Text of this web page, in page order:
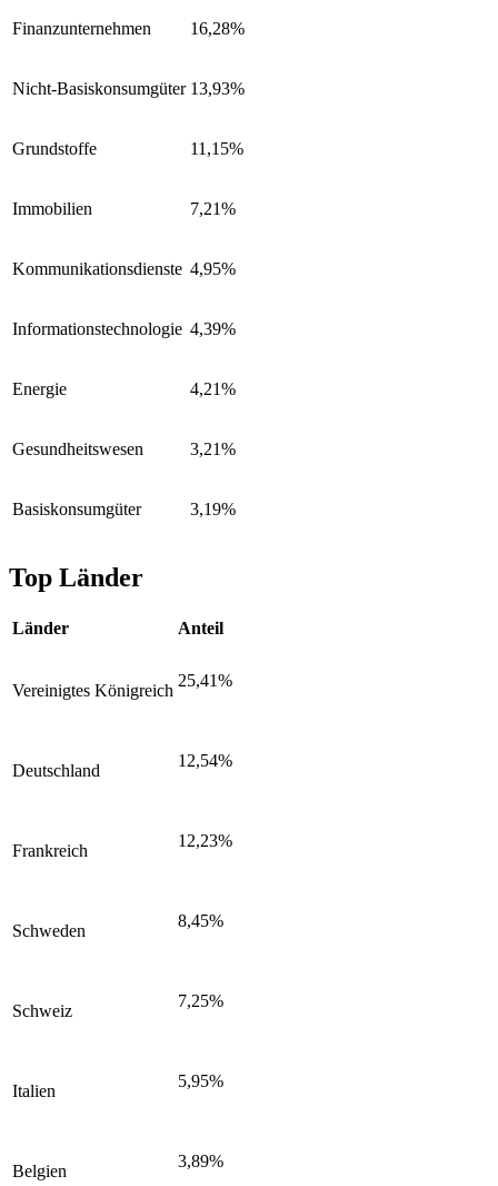
Finanzunternehmen 16,28%
Nicht-Basiskonsumgüter 13,93%
Grundstoffe 11,15%
Immobilien 7,21%
Kommunikationsdienste 4,95%
Informationstechnologie 4,39%
Energie 4,21%
Gesundheitswesen 3,21%
Basiskonsumgüter 3,19%
Top Länder
Länder Anteil
Vereinigtes Königreich
25,41%
Deutschland
12,54%
Frankreich
12,23%
Schweden
8,45%
Schweiz
7,25%
Italien
5,95%
Belgien
3,89%